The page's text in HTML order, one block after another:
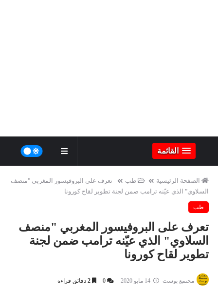
القائمة
الصفحة الرئيسية طب
تعرف على البروفيسور المغربي "منصف
السلاوي" الذي عيّنه ترامب ضمن لجنة تطوير لقاح كورونا
طب
تعرف على البروفيسور المغربي "منصف
السلاوي" الذي عيّنه ترامب ضمن لجنة
تطوير لقاح كورونا
مجتمع بوست 0
2 دقائق قراءة